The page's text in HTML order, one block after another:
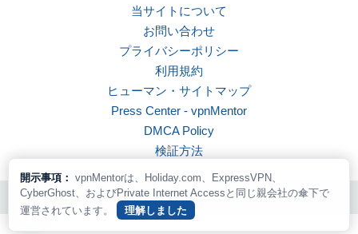
当サイトについて
お問い合わせ
プライバシーポリシー
利用規約
ヒューマン・サイトマップ
Press Center - vpnMentor
DMCA Policy
検証方法
© 2026 vpnMentor | 転載禁止
開示事項： vpnMentorは、Holiday.com、ExpressVPN、
CyberGhost、およびPrivate Internet Accessと同じ親会社の傘下で
運営されています。
理解しました